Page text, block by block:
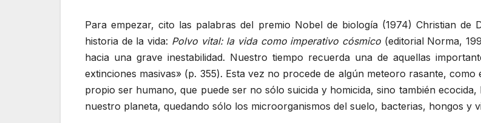
Para empezar, cito las palabras del premio Nobel de biología (1974) Christian
historia de la vida: Polvo vital: la vida como imperativo cósmico (editorial Norma,
hacia una grave inestabilidad. Nuestro tiempo recuerda una de aquellas
extinciones masivas» (p. 355). Esta vez no procede de algún meteoro rasante,
propio ser humano, que puede ser no sólo suicida y homicida, sino también
nuestro planeta, quedando sólo los microorganismos del suelo, bacterias, hongos y